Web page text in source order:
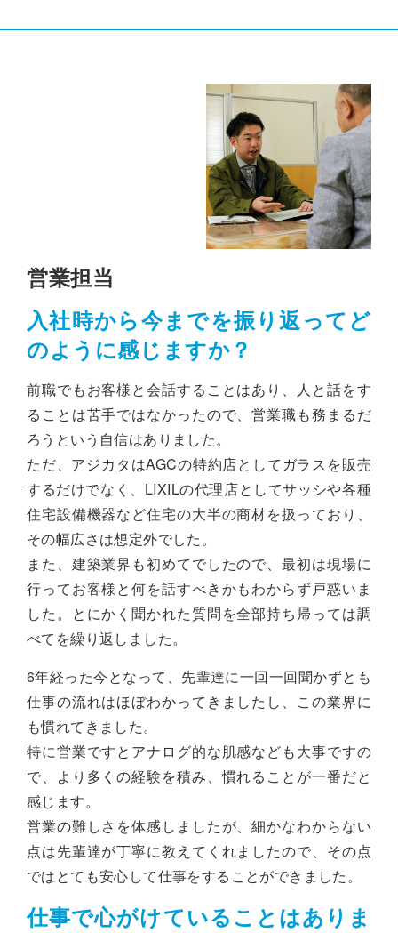
営業担当
入社時から今までを振り返ってど
のように感じますか？
前職でもお客様と会話することはあり、人と話をす
ることは苦手ではなかったので、営業職も務まるだ
ろうという自信はありました。
ただ、アジカタはAGCの特約店としてガラスを販売
するだけでなく、LIXILの代理店としてサッシや各種
住宅設備機器など住宅の大半の商材を扱っており、
その幅広さは想定外でした。
また、建築業界も初めてでしたので、最初は現場に
行ってお客様と何を話すべきかもわからず戸惑いま
した。とにかく聞かれた質問を全部持ち帰っては調
べてを繰り返しました。
6年経った今となって、先輩達に一回一回聞かずとも
仕事の流れはほぼわかってきましたし、この業界に
も慣れてきました。
特に営業ですとアナログ的な肌感なども大事ですの
で、より多くの経験を積み、慣れることが一番だと
感じます。
営業の難しさを体感しましたが、細かなわからない
点は先輩達が丁寧に教えてくれましたので、その点
ではとても安心して仕事をすることができました。
仕事で心がけていることはありま